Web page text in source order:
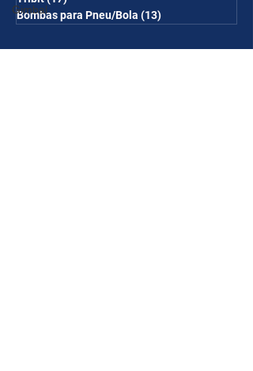
Gimbal
Bombas para Pneu/Bola (13)